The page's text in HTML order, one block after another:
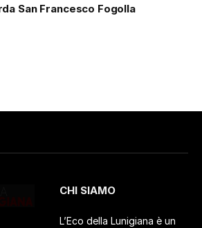
San Francesco Fogolla
CHI SIAMO
L’Eco della Lunigiana è un